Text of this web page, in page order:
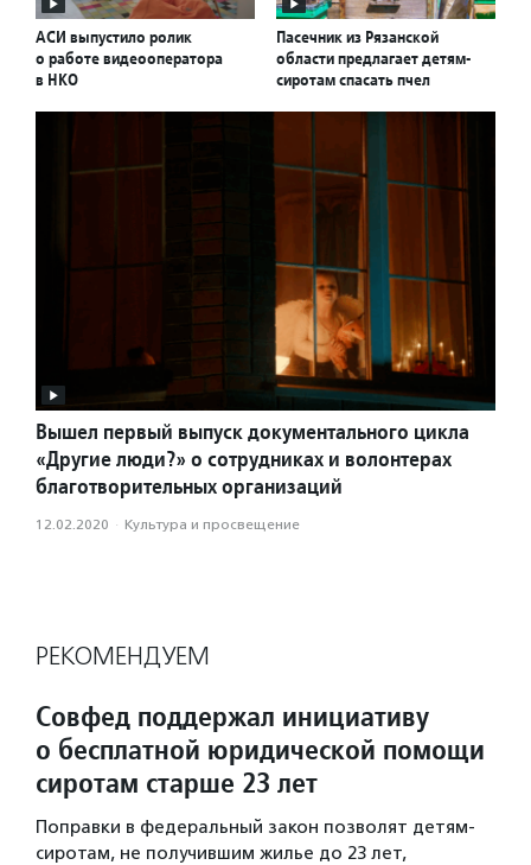
АСИ выпустило ролик
о работе видеооператора
в НКО
Пасечник из Рязанской
области предлагает детям-
сиротам спасать пчел
Вышел первый выпуск документального цикла
«Другие люди?» о сотрудниках и волонтерах
благотворительных организаций
12.02.2020 · Культура и просвещение
РЕКОМЕНДУЕМ
Совфед поддержал инициативу
о бесплатной юридической помощи
сиротам старше 23 лет
Поправки в федеральный закон позволят детям-
сиротам, не получившим жилье до 23 лет,